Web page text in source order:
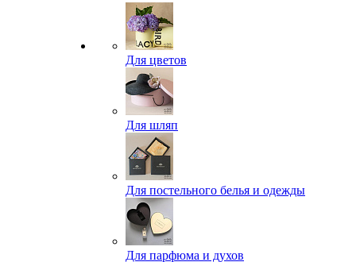
Для цветов
Для шляп
Для постельного белья и одежды
Для парфюма и духов